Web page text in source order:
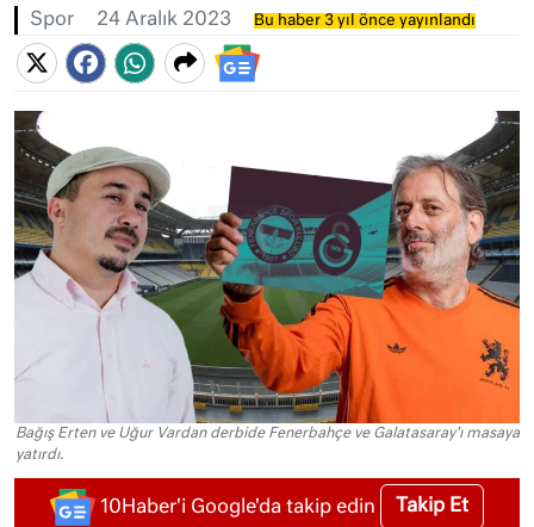
Spor 24 Aralık 2023 Bu haber 3 yıl önce yayınlandı
Bağış Erten ve Uğur Vardan derbide Fenerbahçe ve Galatasaray'ı masaya
yatırdı.
10Haber'i Google'da takip edin Takip Et